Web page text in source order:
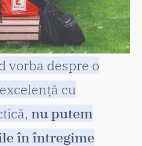
vorba despre o
cu
nu putem
în întregime